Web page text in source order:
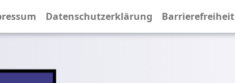
Datenschutzerklärung Barrierefreiheit